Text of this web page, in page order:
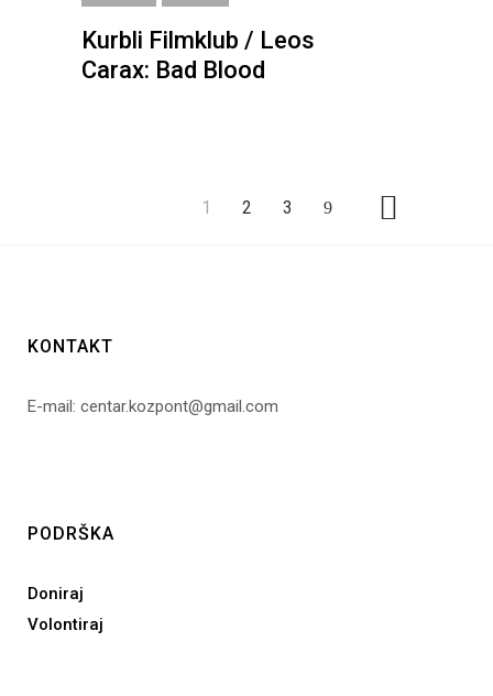
Kurbli Filmklub / Leos
Carax: Bad Blood
1 2 3
KONTAKT
E-mail: centar.kozpont@gmail.com
PODRŠKA
Doniraj
Volontiraj